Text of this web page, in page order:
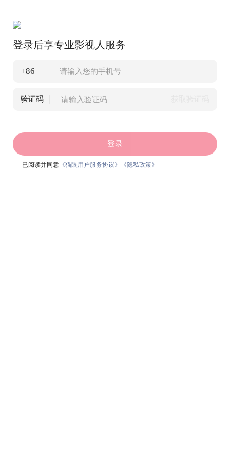
登录后享专业影视人服务
+86
验证码
登录
已阅读并同意 《猫眼用户服务协议》 《隐私政策》